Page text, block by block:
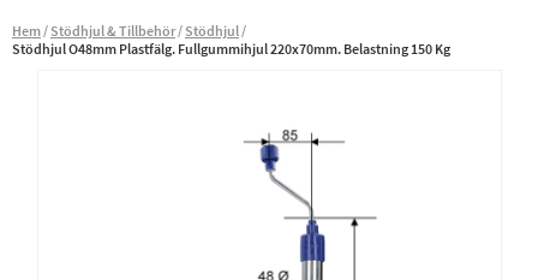
Hem Stödhjul & Tillbehör Stödhjul
Stödhjul O48mm Plastfälg. Fullgummihjul 220x70mm. Belastning 150 Kg